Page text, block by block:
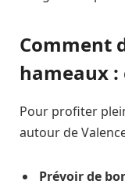
Comment
hameaux :
Pour profiter
autour de
Prévoir de